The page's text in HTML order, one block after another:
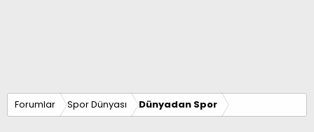
Forumlar Spor Dünyası Dünyadan Spor